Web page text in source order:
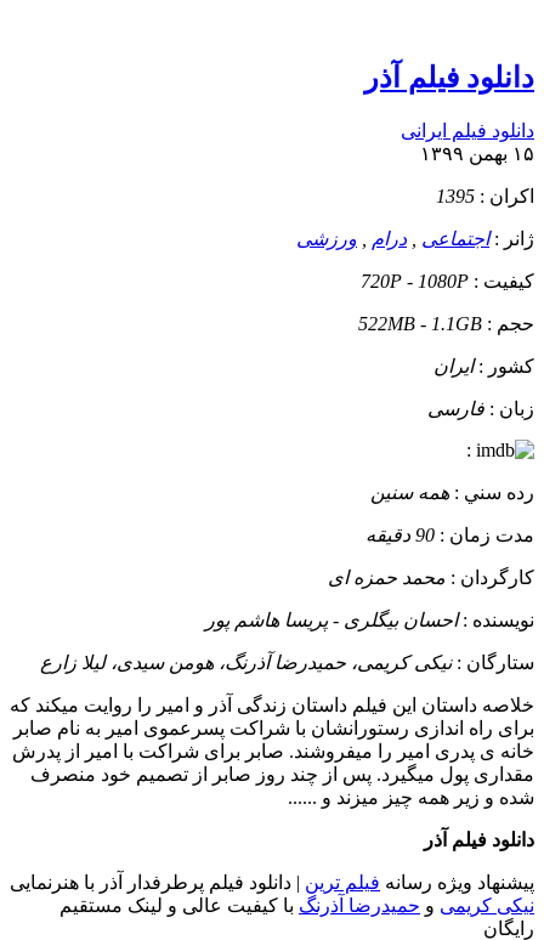
دانلود فیلم آذر
دانلود فیلم ایرانی
۱۵ بهمن ۱۳۹۹
اکران : 1395
ژانر :اجتماعی درام ورزشی
کيفيت : 720P - 1080P
حجم : 522MB - 1.1GB
کشور :ایران
زبان : فارسی
:
رده سني : همه سنین
مدت زمان : 90 دقیقه
کارگردان : محمد حمزه ای
نويسنده :احسان بیگلری - پریسا هاشم پور
ستارگان :نیکی کریمی، حمیدرضا آذرنگ، هومن سیدی، لیلا زارع
خلاصه داستان این فیلم داستان زندگی آذر و امیر را روایت میکند که
برای راه اندازی رستورانشان با شراکت پسرعموی امیر به نام صابر
خانه ی پدری امیر را میفروشند. صابر برای شراکت با امیر از پدرش
مقداری پول میگیرد. پس از چند روز صابر از تصمیم خود منصرف
شده و زیر همه چیز میزند و ......
دانلود فیلم آذر
پیشنهاد ویژه رسانه فیلم ترین | دانلود فیلم پرطرفدار آذر با هنرنمایی
نیکی کریمی و حمیدرضا آذرنگ با کیفیت عالی و لینک مستقیم
رایگان